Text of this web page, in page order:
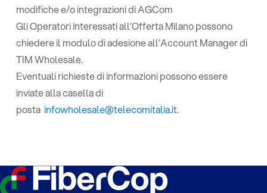
modifiche e/o integrazioni di AGCom
Gli Operatori interessati all’Offerta Milano possono
chiedere il modulo di adesione all’Account Manager di
TIM Wholesale.
Eventuali richieste di informazioni possono essere
inviate alla casella di
posta infowholesale@telecomitalia.it.